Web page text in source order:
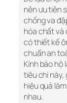
nên ưu tiên
chống va
hóa chất và
có thiết kế
chuẩn an
Kính bảo hộ
tiêu chí này,
hiệu quả
nhau.